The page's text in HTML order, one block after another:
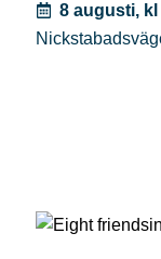
8 augusti, kl